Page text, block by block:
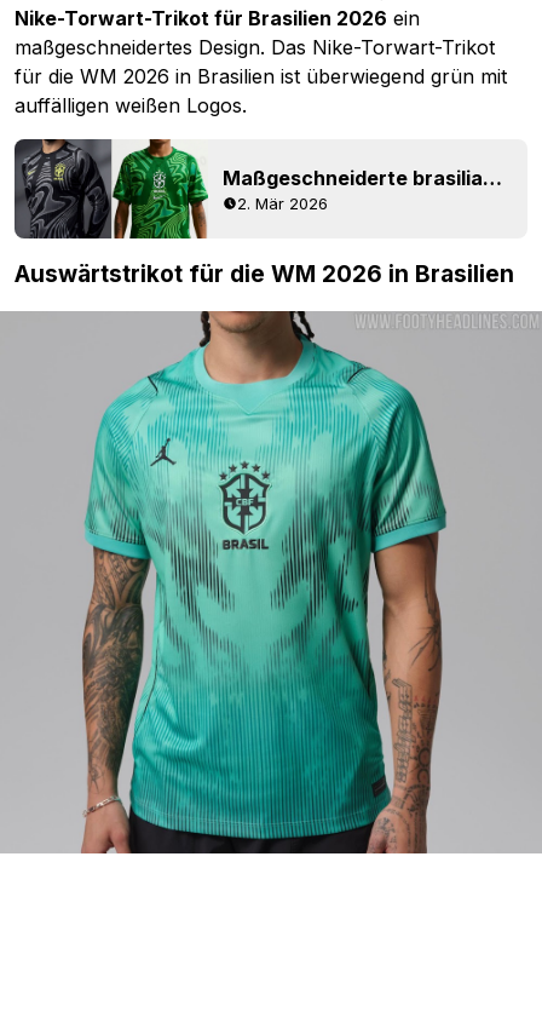
Nike-Torwart-Trikot für Brasilien 2026 ein
maßgeschneidertes Design. Das Nike-Torwart-Trikot
für die WM 2026 in Brasilien ist überwiegend grün mit
auffälligen weißen Logos.
Maßgeschneiderte brasilianische Torwarttrikots für die Weltmeisterschaft 2026 geleakt
2. Mär 2026
Auswärtstrikot für die WM 2026 in Brasilien